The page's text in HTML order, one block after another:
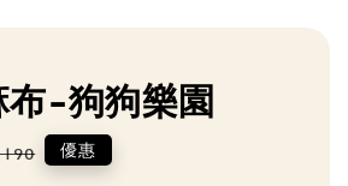
布-狗狗樂園
190 優惠